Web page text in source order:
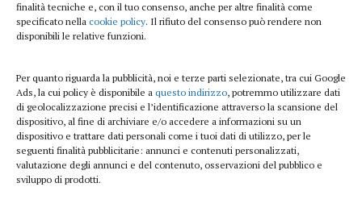
finalità tecniche e, con il tuo consenso, anche per altre finalità come
specificato nella cookie policy. Il rifiuto del consenso può rendere non
disponibili le relative funzioni.
Per quanto riguarda la pubblicità, noi e terze parti selezionate, tra cui Google
Ads, la cui policy è disponibile a questo indirizzo, potremmo utilizzare dati
di geolocalizzazione precisi e l’identificazione attraverso la scansione del
dispositivo, al fine di archiviare e/o accedere a informazioni su un
dispositivo e trattare dati personali come i tuoi dati di utilizzo, per le
seguenti finalità pubblicitarie: annunci e contenuti personalizzati,
valutazione degli annunci e del contenuto, osservazioni del pubblico e
sviluppo di prodotti.
Beauty e benessere
Curiosità
Lifestyle
Sport
iTech